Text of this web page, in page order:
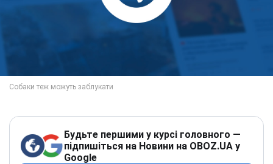
Будьте першими у курсі головного —
підпишіться на Новини на OBOZ.UA у
Google